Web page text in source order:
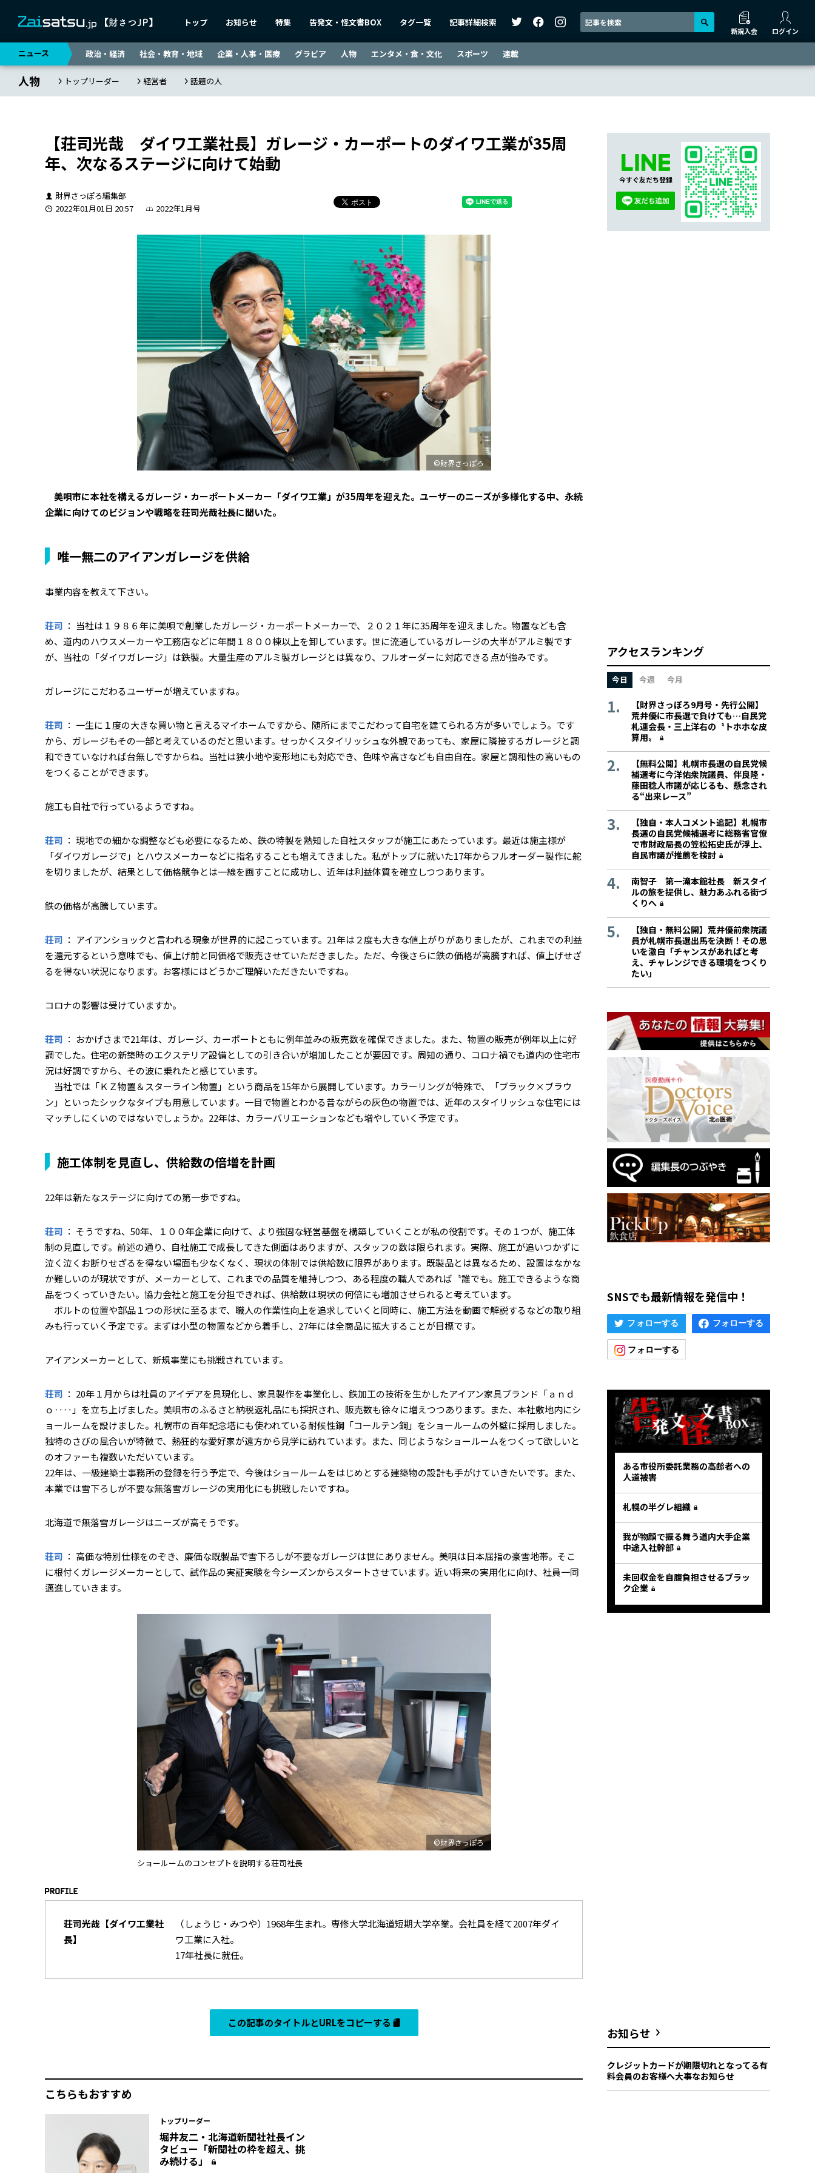
トップ お知らせ 特集 告発文・怪文書BOX タグ一覧 記事詳細検索
新規入会 ログイン
ニュース 政治・経済 社会・教育・地域 企業・人事・医療 グラビア 人物 エンタメ・食・文化 スポーツ 連載
人物 トップリーダー 経営者 話題の人
【荘司光哉 ダイワ工業社長】ガレージ・カーポートのダイワ工業が35周
年、次なるステージに向けて始動
財界さっぽろ編集部
2022年01月01日 20:57
2022年1月号
©財界さっぽろ
美唄市に本社を構えるガレージ・カーポートメーカー「ダイワ工業」が35周年を迎えた。ユーザーのニーズが多様化する中、永続
企業に向けてのビジョンや戦略を荘司光哉社長に聞いた。
唯一無二のアイアンガレージを供給
――事業内容を教えて下さい。
荘司 ： 当社は１９８６年に美唄で創業したガレージ・カーポートメーカーで、２０２１年に35周年を迎えました。物置なども含
め、道内のハウスメーカーや工務店などに年間１８００棟以上を卸しています。世に流通しているガレージの大半がアルミ製です
が、当社の「ダイワガレージ」は鉄製。大量生産のアルミ製ガレージとは異なり、フルオーダーに対応できる点が強みです。
――ガレージにこだわるユーザーが増えていますね。
荘司 ： 一生に１度の大きな買い物と言えるマイホームですから、随所にまでこだわって自宅を建てられる方が多いでしょう。です
から、ガレージもその一部と考えているのだと思います。せっかくスタイリッシュな外観であっても、家屋に隣接するガレージと調
和できていなければ台無しですからね。当社は狭小地や変形地にも対応でき、色味や高さなども自由自在。家屋と調和性の高いもの
をつくることができます。
――施工も自社で行っているようですね。
荘司 ： 現地での細かな調整なども必要になるため、鉄の特製を熟知した自社スタッフが施工にあたっています。最近は施主様が
「ダイワガレージで」とハウスメーカーなどに指名することも増えてきました。私がトップに就いた17年からフルオーダー製作に舵
を切りましたが、結果として価格競争とは一線を画すことに成功し、近年は利益体質を確立しつつあります。
――鉄の価格が高騰しています。
荘司 ： アイアンショックと言われる現象が世界的に起こっています。21年は２度も大きな値上がりがありましたが、これまでの利益
を還元するという意味でも、値上げ前と同価格で販売させていただきました。ただ、今後さらに鉄の価格が高騰すれば、値上げせざ
るを得ない状況になります。お客様にはどうかご理解いただきたいですね。
――コロナの影響は受けていますか。
荘司 ： おかげさまで21年は、ガレージ、カーポートともに例年並みの販売数を確保できました。また、物置の販売が例年以上に好
調でした。住宅の新築時のエクステリア設備としての引き合いが増加したことが要因です。周知の通り、コロナ禍でも道内の住宅市
況は好調ですから、その波に乗れたと感じています。
当社では「ＫＺ物置＆スターライン物置」という商品を15年から展開しています。カラーリングが特殊で、「ブラック×ブラウ
ン」といったシックなタイプも用意しています。一目で物置とわかる昔ながらの灰色の物置では、近年のスタイリッシュな住宅には
マッチしにくいのではないでしょうか。22年は、カラーバリエーションなども増やしていく予定です。
施工体制を見直し、供給数の倍増を計画
――22年は新たなステージに向けての第一歩ですね。
荘司 ： そうですね、50年、１００年企業に向けて、より強固な経営基盤を構築していくことが私の役割です。その１つが、施工体
制の見直しです。前述の通り、自社施工で成長してきた側面はありますが、スタッフの数は限られます。実際、施工が追いつかずに
泣く泣くお断りせざるを得ない場面も少なくなく、現状の体制では供給数に限界があります。既製品とは異なるため、設置はなかな
か難しいのが現状ですが、メーカーとして、これまでの品質を維持しつつ、ある程度の職人であれば〝誰でも〟施工できるような商
品をつくっていきたい。協力会社と施工を分担できれば、供給数は現状の何倍にも増加させられると考えています。
ボルトの位置や部品１つの形状に至るまで、職人の作業性向上を追求していくと同時に、施工方法を動画で解説するなどの取り組
みも行っていく予定です。まずは小型の物置などから着手し、27年には全商品に拡大することが目標です。
――アイアンメーカーとして、新規事業にも挑戦されています。
荘司 ： 20年１月からは社員のアイデアを具現化し、家具製作を事業化し、鉄加工の技術を生かしたアイアン家具ブランド「ａｎｄ
ｏ‥‥」を立ち上げました。美唄市のふるさと納税返礼品にも採択され、販売数も徐々に増えつつあります。また、本社敷地内にシ
ョールームを設けました。札幌市の百年記念塔にも使われている耐候性鋼「コールテン鋼」をショールームの外壁に採用しました。
独特のさびの風合いが特徴で、熱狂的な愛好家が遠方から見学に訪れています。また、同じようなショールームをつくって欲しいと
のオファーも複数いただいています。
22年は、一級建築士事務所の登録を行う予定で、今後はショールームをはじめとする建築物の設計も手がけていきたいです。また、
本業では雪下ろしが不要な無落雪ガレージの実用化にも挑戦したいですね。
――北海道で無落雪ガレージはニーズが高そうです。
荘司 ： 高価な特別仕様をのぞき、廉価な既製品で雪下ろしが不要なガレージは世にありません。美唄は日本屈指の豪雪地帯。そこ
に根付くガレージメーカーとして、試作品の実証実験を今シーズンからスタートさせています。近い将来の実用化に向け、社員一同
邁進していきます。
©財界さっぽろ
ショールームのコンセプトを説明する荘司社長
荘司光哉【ダイワ工業社
長】
（しょうじ・みつや）1968年生まれ。専修大学北海道短期大学卒業。会社員を経て2007年ダイ
ワ工業に入社。
17年社長に就任。
この記事のタイトルとURLをコピーする
こちらもおすすめ
トップリーダー
堀井友二・北海道新聞社社長イン
タビュー「新聞社の枠を超え、挑
み続ける」
今すぐ友だち登録
アクセスランキング
今日 今週 今月
【財界さっぽろ9月号・先行公開】
荒井優に市長選で負けても…自民党
札連会長・三上洋右の〝トホホな皮
算用〟
【無料公開】札幌市長選の自民党候
補選考に今洋佑衆院議員、伴良隆・
藤田稔人市議が応じるも、懸念され
る“出来レース”
【独自・本人コメント追記】札幌市
長選の自民党候補選考に総務省官僚
で市財政局長の笠松拓史氏が浮上、
自民市議が推薦を検討
南智子 第一滝本館社長 新スタイ
ルの旅を提供し、魅力あふれる街づ
くりへ
【独自・無料公開】荒井優前衆院議
員が札幌市長選出馬を決断！その思
いを激白「チャンスがあればと考
え、チャレンジできる環境をつくり
たい」
SNSでも最新情報を発信中！
ある市役所委託業務の高齢者への
人道被害
札幌の半グレ組織
我が物顔で振る舞う道内大手企業
中途入社幹部
未回収金を自腹負担させるブラッ
ク企業
お知らせ
クレジットカードが期限切れとなってる有
料会員のお客様へ大事なお知らせ